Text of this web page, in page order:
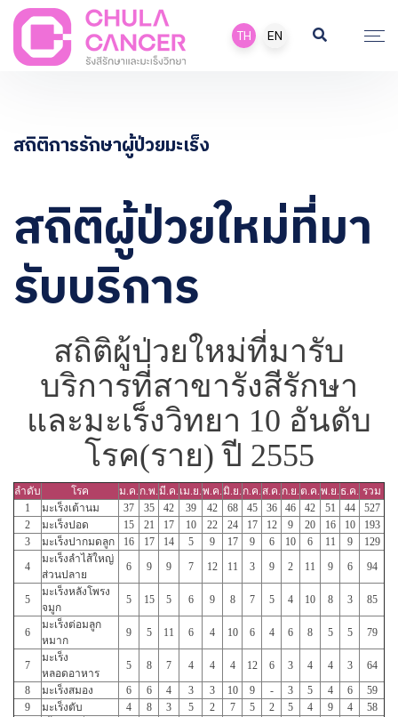
TH EN
สถิติการรักษาผู้ป่วยมะเร็ง
สถิติผู้ป่วยใหม่ที่มา
รับบริการ
สถิติผู้ป่วยใหม่ที่มารับ
บริการที่สาขารังสีรักษา
และมะเร็งวิทยา 10 อันดับ
โรค(ราย) ปี 2555
ลำดับ โรค ม.ค. ก.พ.มี.ค. เม.ย.พ.ค.มิ.ย. ก.ค. ส.ค. ก.ย. ต.ค.พ.ย. ธ.ค. รวม
1
มะเร็งเต้านม 37 35 42 39 42 68 45 36 46 42 51 44
527
2
มะเร็งปอด 15 21 17 10 22 24 17 12 9 20 16 10
193
3
มะเร็งปากมดลูก 16 17 14 5 9 17 9 6 10 6 11 9
129
4
มะเร็งลำไส้ใหญ่
ส่วนปลาย
6 9 9 7 12 11 3 9 2 11 9 6 94
5
มะเร็งหลังโพรง
จมูก
5 15 5 6 9 8 7 5 4 10 8 3 85
6
มะเร็งต่อมลูก
หมาก
9 5 11 6 4 10 6 4 6 8 5 5 79
7
มะเร็ง
หลอดอาหาร
5 8 7 4 4 4 12 6 3 4 4 3
64
8
มะเร็งสมอง 6 6 4 3 3 10 9 - 3 5 4 6
59
9
มะเร็งตับ 4 8 3 5 2 7 5 2 5 4 9 4
58